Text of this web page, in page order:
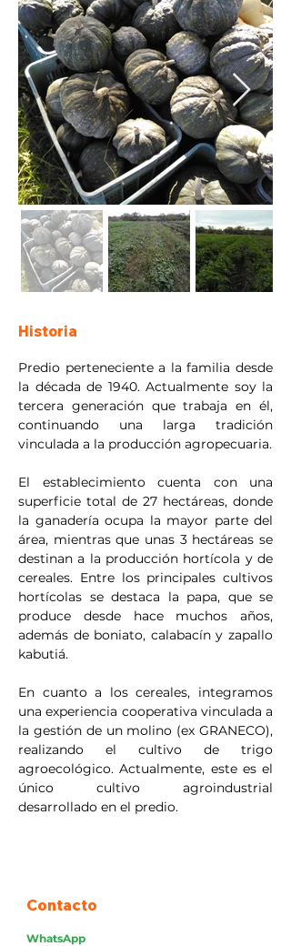
Historia
Predio perteneciente a la familia desde
la década de 1940. Actualmente soy la
tercera generación que trabaja en él,
continuando una larga tradición
vinculada a la producción agropecuaria.
El establecimiento cuenta con una
superficie total de 27 hectáreas, donde
la ganadería ocupa la mayor parte del
área, mientras que unas 3 hectáreas se
destinan a la producción hortícola y de
cereales. Entre los principales cultivos
hortícolas se destaca la papa, que se
produce desde hace muchos años,
además de boniato, calabacín y zapallo
kabutiá.
En cuanto a los cereales, integramos
una experiencia cooperativa vinculada a
la gestión de un molino (ex GRANECO),
realizando el cultivo de trigo
agroecológico. Actualmente, este es el
único cultivo agroindustrial
desarrollado en el predio.
Contacto
WhatsApp